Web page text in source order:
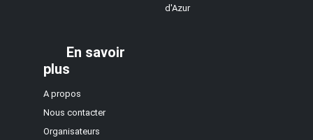
d'Azur
En savoir
plus
A propos
Nous contacter
Organisateurs